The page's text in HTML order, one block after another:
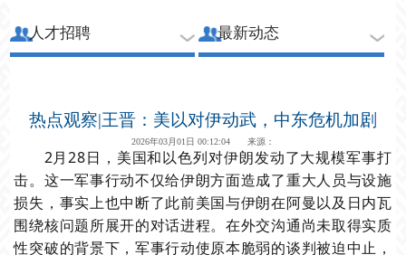
人才招聘 最新动态
热点观察|王晋：美以对伊动武，中东危机加剧
2026年03月01日 00:12:04 来源：
2月28日，美国和以色列对伊朗发动了大规模军事打
击。这一军事行动不仅给伊朗方面造成了重大人员与设施
损失，事实上也中断了此前美国与伊朗在阿曼以及日内瓦
围绕核问题所展开的对话进程。在外交沟通尚未取得实质
性突破的背景下，军事行动使原本脆弱的谈判被迫中止，